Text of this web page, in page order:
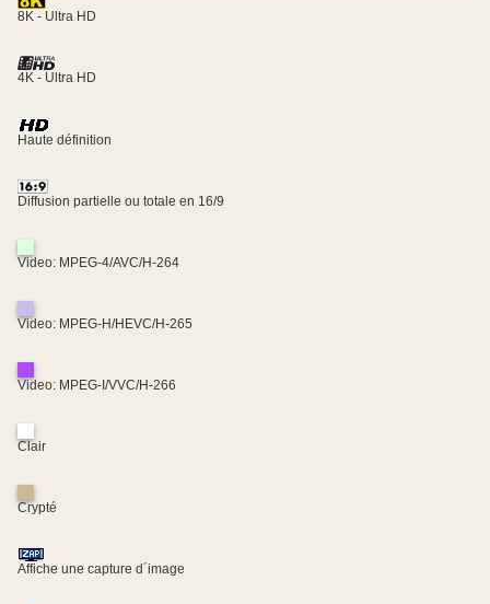
8K - Ultra HD
4K - Ultra HD
Haute définition
Diffusion partielle ou totale en 16/9
Video: MPEG-4/AVC/H-264
Video: MPEG-H/HEVC/H-265
Video: MPEG-I/VVC/H-266
Clair
Crypté
Affiche une capture d´image